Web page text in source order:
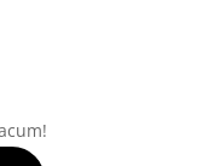
lei.